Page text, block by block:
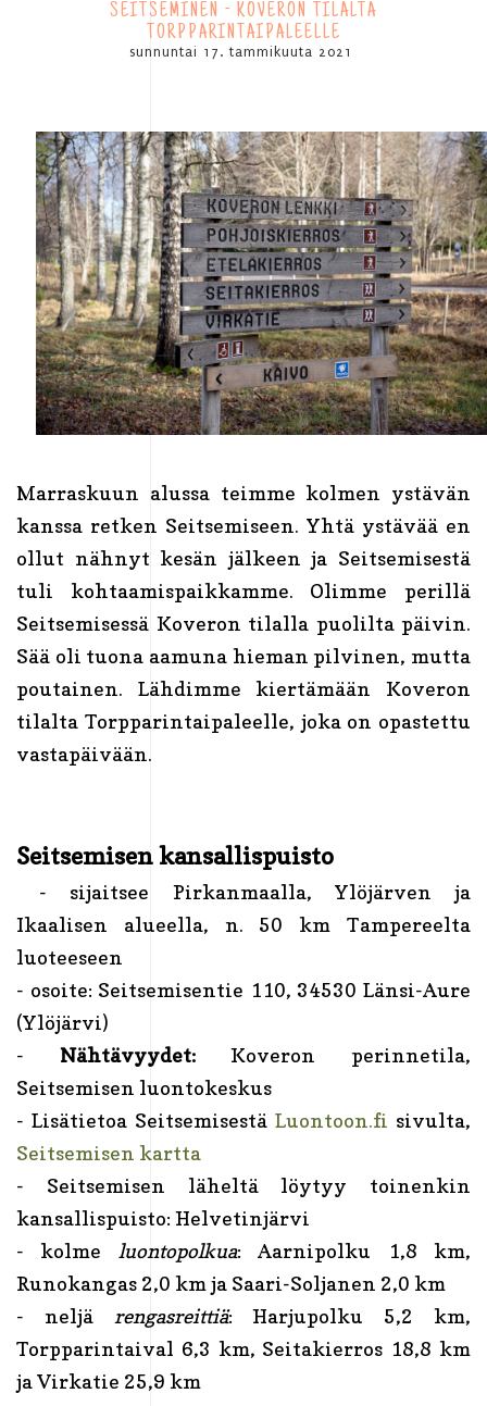
SEITSEMINEN - KOVERON TILALTA
TORPPARINTAIPALEELLE
sunnuntai 17. tammikuuta 2021
Marraskuun alussa teimme kolmen ystävän
kanssa retken Seitsemiseen. Yhtä ystävää en
ollut nähnyt kesän jälkeen ja Seitsemisestä
tuli kohtaamispaikkamme. Olimme perillä
Seitsemisessä Koveron tilalla puolilta päivin.
Sää oli tuona aamuna hieman pilvinen, mutta
poutainen. Lähdimme kiertämään Koveron
tilalta Torpparintaipaleelle, joka on opastettu
vastapäivään.
Seitsemisen kansallispuisto
- sijaitsee Pirkanmaalla, Ylöjärven ja
Ikaalisen alueella, n. 50 km Tampereelta
luoteeseen
- osoite: Seitsemisentie 110, 34530 Länsi-Aure
(Ylöjärvi)
- Nähtävyydet:Koveron perinnetila,
Seitsemisen luontokeskus
- Lisätietoa Seitsemisestä Luontoon.fi sivulta,
Seitsemisen kartta
- Seitsemisen läheltä löytyy toinenkin
kansallispuisto: Helvetinjärvi
- kolme luontopolkua: Aarnipolku 1,8 km,
Runokangas 2,0 km ja Saari-Soljanen 2,0 km
- neljä rengasreittiä: Harjupolku 5,2 km,
Torpparintaival 6,3 km, Seitakierros 18,8 km
ja Virkatie 25,9 km